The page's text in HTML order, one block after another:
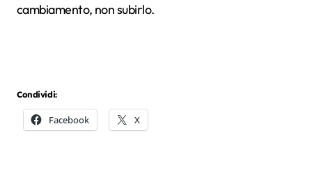
cambiamento, non subirlo.
Condividi:
Facebook X